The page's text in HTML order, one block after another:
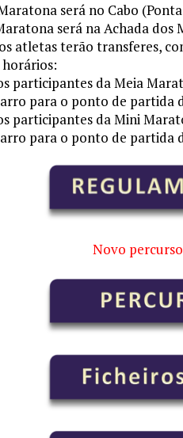
será no Cabo
será na Achada dos
atletas terão transferes,
participantes da Meia
para o ponto de partida
participantes da Mini
para o ponto de partida
Novo